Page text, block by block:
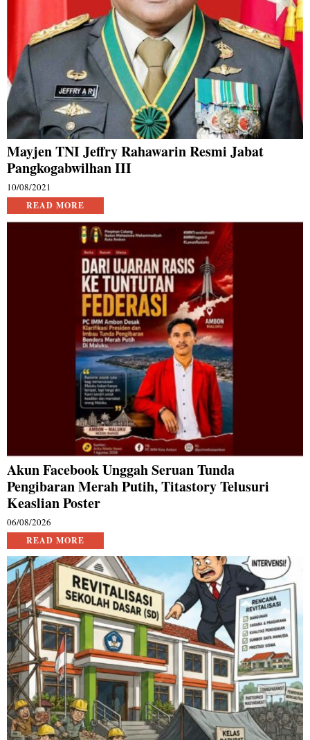
Mayjen TNI Jeffry Rahawarin Resmi Jabat
Pangkogabwilhan III
10/08/2021
READ MORE
Akun Facebook Unggah Seruan Tunda
Pengibaran Merah Putih, Titastory Telusuri
Keaslian Poster
06/08/2026
READ MORE